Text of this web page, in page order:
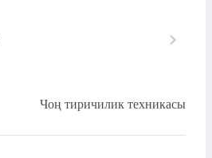
Чоң тиричилик техникасы